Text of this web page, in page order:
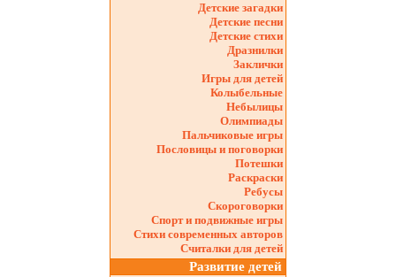
Детские загадки
Детские песни
Детские стихи
Дразнилки
Заклички
Игры для детей
Колыбельные
Небылицы
Олимпиады
Пальчиковые игры
Пословицы и поговорки
Потешки
Раскраски
Ребусы
Скороговорки
Спорт и подвижные игры
Стихи современных авторов
Считалки для детей
Развитие детей